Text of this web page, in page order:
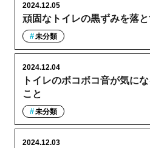
頑固なトイレの黒ずみを落
2024.12.05
未分類
トイレのボコボコ音が気に
こと
2024.12.04
未分類
2024.12.03